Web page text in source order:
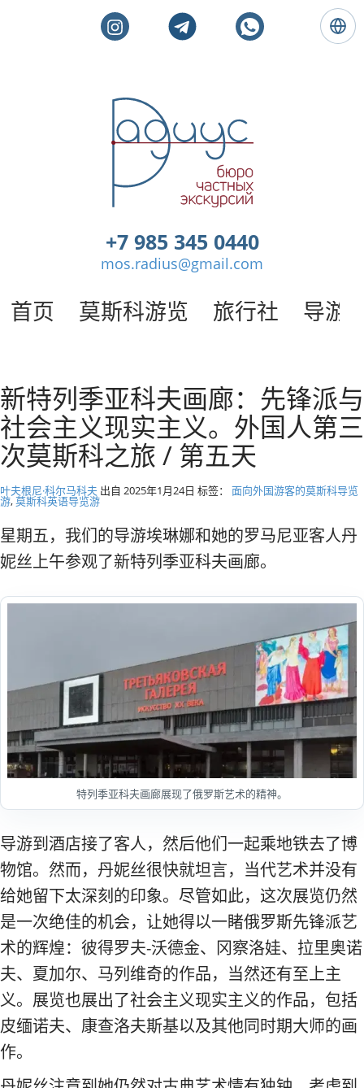
莫
斯
科
游
。
莫
斯
导
游
语
+7 985 345 0440
mos.radius@gmail.com
首页 莫斯科游览 旅行社 导游
莫斯科私人旅游和导游
新特列季亚科夫画廊：先锋派与
社会主义现实主义。外国人第三
次莫斯科之旅 / 第五天
叶夫根尼·科尔马科夫 出自 2025年1月24日 标签： 面向外国游客的莫斯科导览
游,莫斯科英语导览游
星期五，我们的导游埃琳娜和她的罗马尼亚客人丹
妮丝上午参观了新特列季亚科夫画廊。
特列季亚科夫画廊展现了俄罗斯艺术的精神。
导游到酒店接了客人，然后他们一起乘地铁去了博
物馆。然而，丹妮丝很快就坦言，当代艺术并没有
给她留下太深刻的印象。尽管如此，这次展览仍然
是一次绝佳的机会，让她得以一睹俄罗斯先锋派艺
术的辉煌：彼得罗夫-沃德金、冈察洛娃、拉里奥诺
夫、夏加尔、马列维奇的作品，当然还有至上主
义。展览也展出了社会主义现实主义的作品，包括
皮缅诺夫、康查洛夫斯基以及其他同时期大师的画
作。